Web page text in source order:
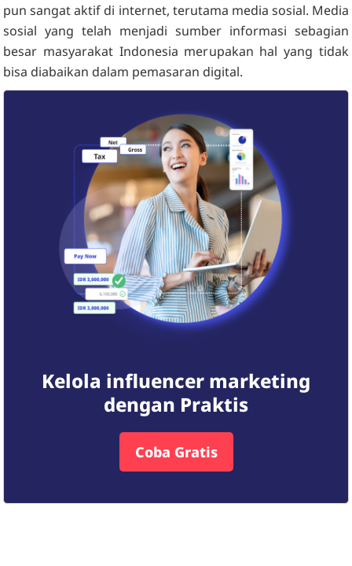
pun sangat aktif di internet, terutama media sosial. Media
sosial yang telah menjadi sumber informasi sebagian
besar masyarakat Indonesia merupakan hal yang tidak
bisa diabaikan dalam pemasaran digital.
Kelola influencer marketing
dengan Praktis
Coba Gratis